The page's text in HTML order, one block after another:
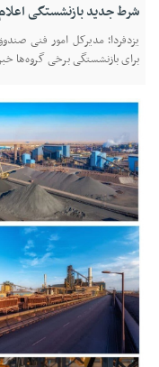
شرط جدید بازنشستگی
یزدفردا؛ مدیرکل امور فنی
برای بازنشستگی برخی گروه‌ها